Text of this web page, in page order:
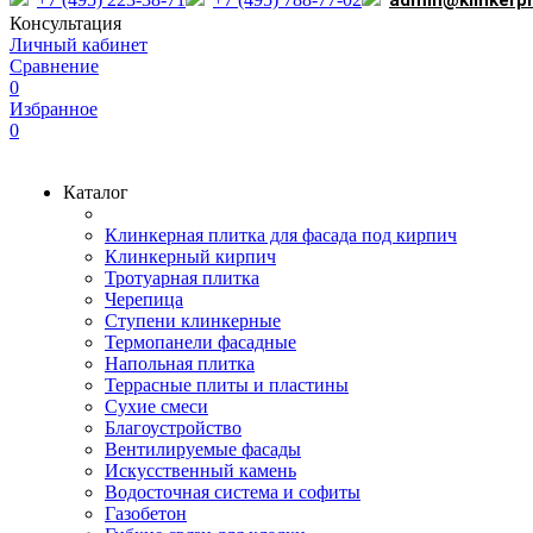
Консультация
Личный кабинет
Сравнение
0
Избранное
0
Каталог
Клинкерная плитка для фасада под кирпич
Клинкерный кирпич
Тротуарная плитка
Черепица
Ступени клинкерные
Термопанели фасадные
Напольная плитка
Террасные плиты и пластины
Сухие смеси
Благоустройство
Вентилируемые фасады
Искусственный камень
Водосточная система и софиты
Газобетон